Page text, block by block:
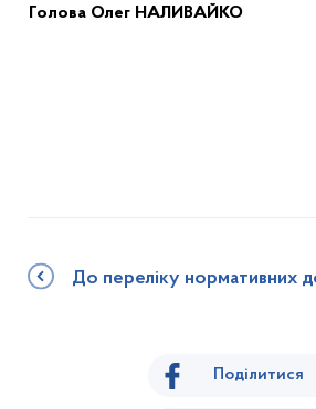
Голова Олег НАЛИВАЙКО
До переліку нормативних
Поділитися